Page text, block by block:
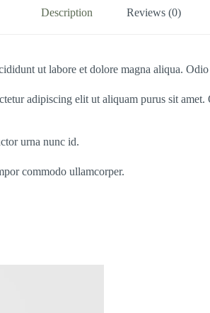
Description Reviews (0)
ut labore et dolore magna aliqua.
adipiscing elit ut aliquam purus sit
urna nunc id.
commodo ullamcorper.